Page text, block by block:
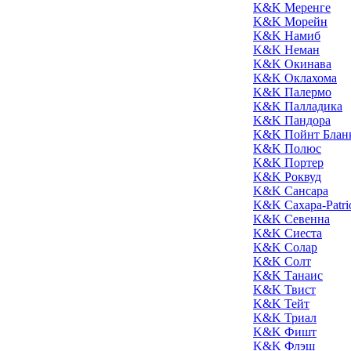
K&K Меренге
K&K Морейн
K&K Намиб
K&K Неман
K&K Окинава
K&K Оклахома
K&K Палермо
K&K Палладика
K&K Пандора
K&K Пойнт
K&K Полюс
K&K Портер
K&K Роквуд
K&K Сансара
K&K Сахара-
K&K Севенна
K&K Сиеста
K&K Солар
K&K Солт
K&K Танаис
K&K Твист
K&K Тейт
K&K Триал
K&K Фишт
K&K Флэш